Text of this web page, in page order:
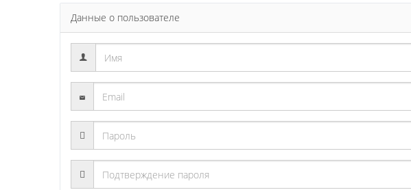
Данные о пользователе